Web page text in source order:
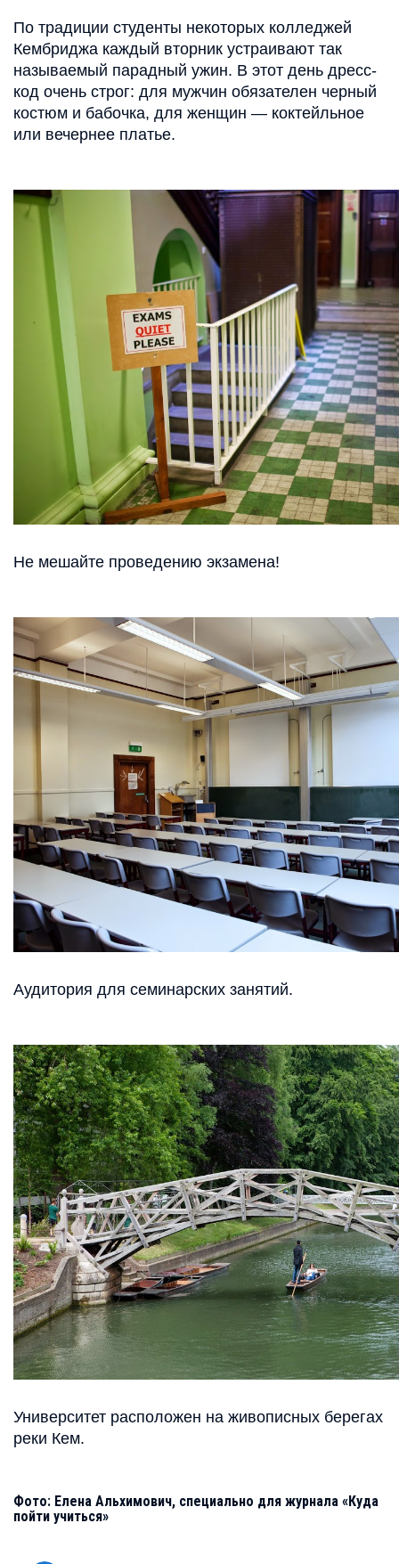
По традиции студенты некоторых колледжей
Кембриджа каждый вторник устраивают так
называемый парадный ужин. В этот день дресс-
код очень строг: для мужчин обязателен черный
костюм и бабочка, для женщин — коктейльное
или вечернее платье.
Не мешайте проведению экзамена!
Аудитория для семинарских занятий.
Университет расположен на живописных берегах
реки Кем.
Фото: Елена Альхимович, специально для журнала «Куда
пойти учиться»